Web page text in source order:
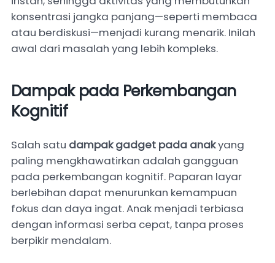
konsentrasi jangka panjang—seperti membaca
atau berdiskusi—menjadi kurang menarik. Inilah
awal dari masalah yang lebih kompleks.
Dampak pada Perkembangan
Kognitif
Salah satu dampak gadget pada anakyang
paling mengkhawatirkan adalah gangguan
pada perkembangan kognitif. Paparan layar
berlebihan dapat menurunkan kemampuan
fokus dan daya ingat. Anak menjadi terbiasa
dengan informasi serba cepat, tanpa proses
berpikir mendalam.